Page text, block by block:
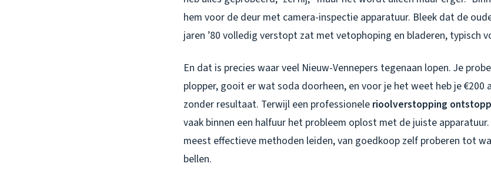
hem voor de deur met camera-inspectie apparatuur. Bleek dat de
jaren ’80 volledig verstopt zat met vetophoping en bladeren, typisch
En dat is precies waar veel Nieuw-Vennepers tegenaan lopen. Je
plopper, gooit er wat soda doorheen, en voor je het weet heb je €200
zonder resultaat. Terwijl een professionele rioolverstopping
vaak binnen een halfuur het probleem oplost met de juiste
meest effectieve methoden leiden, van goedkoop zelf proberen tot
bellen.